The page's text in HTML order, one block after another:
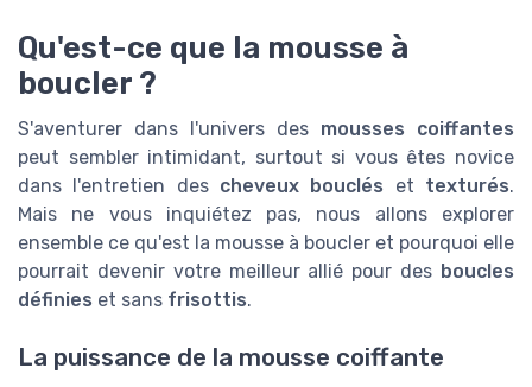
Qu'est-ce que la mousse à
boucler ?
S'aventurer dans l'univers des mousses coiffantes
peut sembler intimidant, surtout si vous êtes novice
dans l'entretien des cheveux bouclés et texturés.
Mais ne vous inquiétez pas, nous allons explorer
ensemble ce qu'est la mousse à boucler et pourquoi elle
pourrait devenir votre meilleur allié pour des boucles
définies et sans frisottis.
La puissance de la mousse coiffante